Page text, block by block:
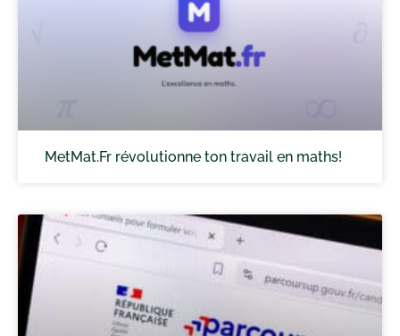
MetMat.Fr révolutionne ton travail en maths!